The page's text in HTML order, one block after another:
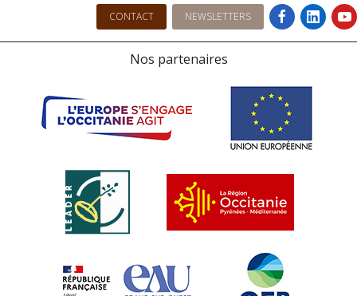
CONTACT NEWSLETTERS
Nos partenaires